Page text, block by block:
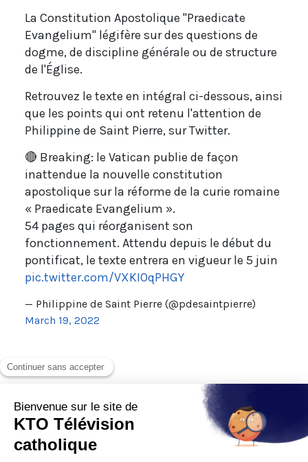
La Constitution Apostolique "Praedicate
Evangelium" légifère sur des questions de
dogme, de discipline générale ou de structure
de l'Église.
Retrouvez le texte en intégral ci-dessous, ainsi
que les points qui ont retenu l'attention de
Philippine de Saint Pierre, sur Twitter.
🔴 Breaking: le Vatican publie de façon
inattendue la nouvelle constitution
apostolique sur la réforme de la curie romaine
« Praedicate Evangelium ».
54 pages qui réorganisent son
fonctionnement. Attendu depuis le début du
pontificat, le texte entrera en vigueur le 5 juin
pic.twitter.com/VXKIOqPHGY
— Philippine de Saint Pierre (@pdesaintpierre)
March 19, 2022